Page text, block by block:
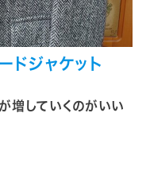
ドジャケット
増していくのがいい